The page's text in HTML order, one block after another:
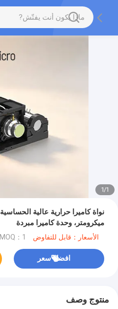
1
/
1
ميكرومتر، وحدة كاميرا مبردة
الأسعار：قابل للتفاوض MOQ：1 قطعة
افضل سعر
منتوج وصف